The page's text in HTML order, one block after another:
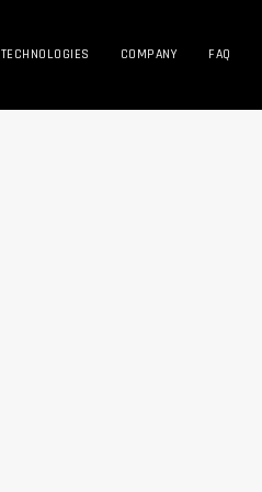
TECHNOLOGIES COMPANY FAQ